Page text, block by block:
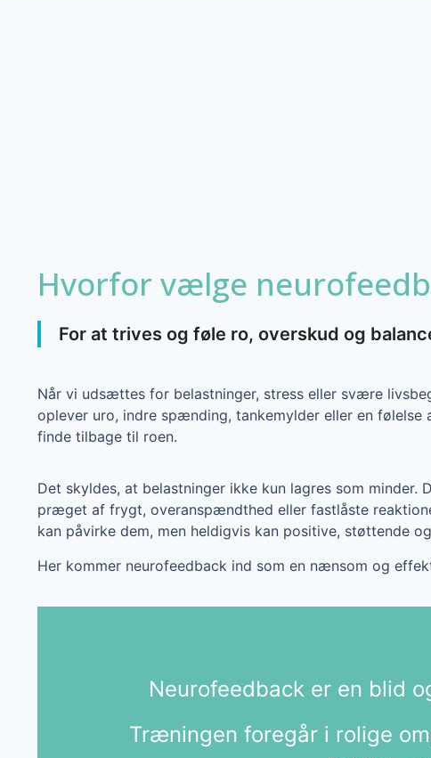
Hvorfor vælge
For at trives og føle ro, overskud og
Når vi udsættes for belastninger, stress eller svære
oplever uro, indre spænding, tankemylder eller en
finde tilbage til roen.
Det skyldes, at belastninger ikke kun lagres som
præget af frygt, overanspændthed eller fastlåste
kan påvirke dem, men heldigvis kan positive, støttende
Her kommer neurofeedback ind som en nænsom og
Neurofeedback er en blid
Træningen foregår i rolige